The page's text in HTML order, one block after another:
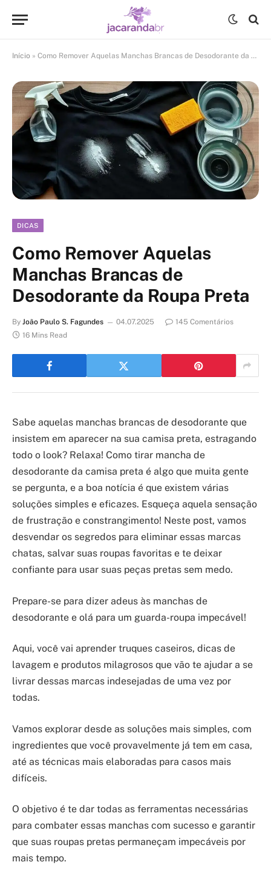
Início » Como Remover Aquelas Manchas Brancas de Desodorante da Roupa Preta
DICAS
Como Remover Aquelas
Manchas Brancas de
Desodorante da Roupa Preta
By João Paulo S. Fagundes 04.07.2025
145 Comentários
16 Mins Read
Sabe aquelas manchas brancas de desodorante que
insistem em aparecer na sua camisa preta, estragando
todo o look? Relaxa! Como tirar mancha de
desodorante da camisa preta é algo que muita gente
se pergunta, e a boa notícia é que existem várias
soluções simples e eficazes. Esqueça aquela sensação
de frustração e constrangimento! Neste post, vamos
desvendar os segredos para eliminar essas marcas
chatas, salvar suas roupas favoritas e te deixar
confiante para usar suas peças pretas sem medo.
Prepare-se para dizer adeus às manchas de
desodorante e olá para um guarda-roupa impecável!
Aqui, você vai aprender truques caseiros, dicas de
lavagem e produtos milagrosos que vão te ajudar a se
livrar dessas marcas indesejadas de uma vez por
todas.
Vamos explorar desde as soluções mais simples, com
ingredientes que você provavelmente já tem em casa,
até as técnicas mais elaboradas para casos mais
difíceis.
O objetivo é te dar todas as ferramentas necessárias
para combater essas manchas com sucesso e garantir
que suas roupas pretas permaneçam impecáveis por
mais tempo.